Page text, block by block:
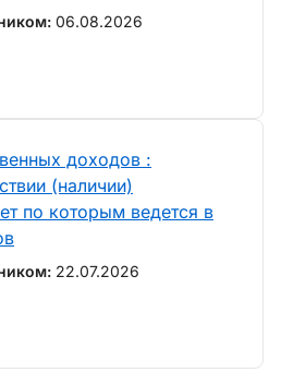
06.08.2026
доходов :
(наличии)
по которым ведется в
22.07.2026